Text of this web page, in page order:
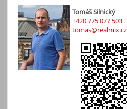
Tomáš Silnický
+420 775 077 503
tomas@realmix.cz